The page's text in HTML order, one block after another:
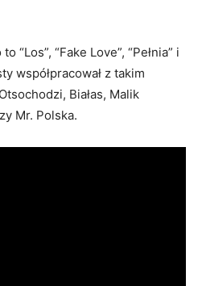
“Los”, “Fake Love”, “Pełnia” i
współpracował z takim
Białas, Malik
Mr. Polska.